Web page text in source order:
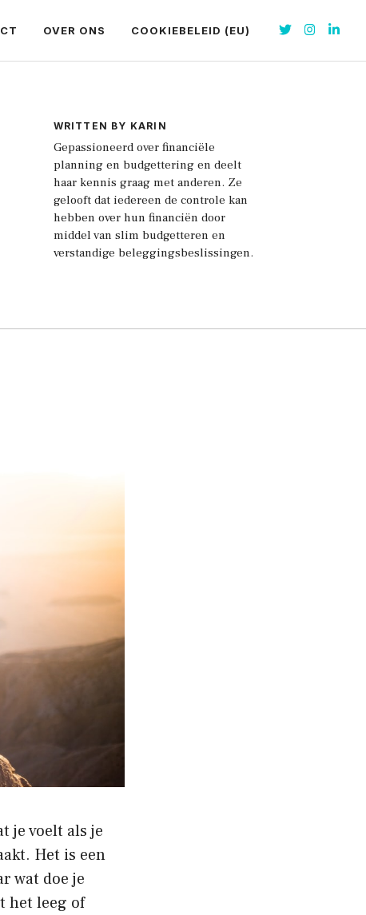
OVER ONS COOKIEBELEID (EU)
WRITTEN BY KARIN
Gepassioneerd over financiële
planning en budgettering en deelt
haar kennis graag met anderen. Ze
gelooft dat iedereen de controle kan
hebben over hun financiën door
middel van slim budgetteren en
verstandige beleggingsbeslissingen.
je voelt als je
Het is een
wat doe je
het leeg of